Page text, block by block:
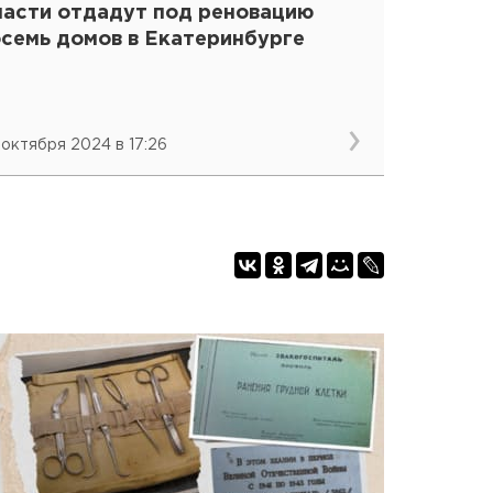
отдадут под реновацию
домов в Екатеринбурге
2024 в 17:26